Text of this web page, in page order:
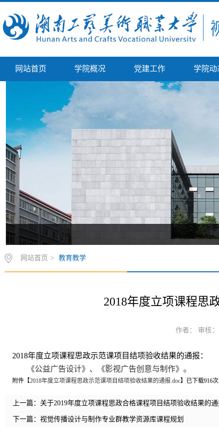
网站首页 学院概况 党建工作 学院动
网站首页 > 教育教学
2018年度立项课程思
作者： 审核
2018年度立项课程思政示范课项目结项验收结果的通报：
《公益广告设计》、《影视广告创意与制作》。
附件【2018年度立项课程思政示范课项目结项验收结果的通报.doc】已下载916次
上一篇： 关于2019年度立项课程思政合格课程项目结项验收结果的
下一篇： 视觉传播设计与制作专业群教学资源库课程规划